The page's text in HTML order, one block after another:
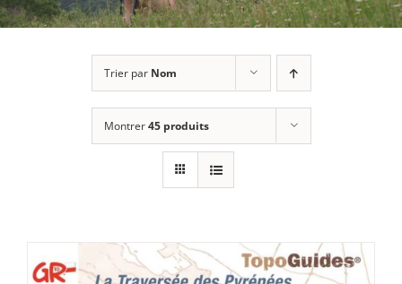
Trier par Nom
Montrer45 produits